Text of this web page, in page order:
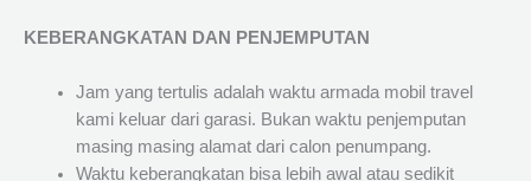
KEBERANGKATAN DAN PENJEMPUTAN
Jam yang tertulis adalah waktu armada mobil travel
kami keluar dari garasi. Bukan waktu penjemputan
masing masing alamat dari calon penumpang.
Waktu keberangkatan bisa lebih awal atau sedikit